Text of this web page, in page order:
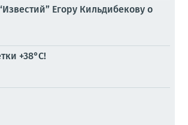
Егору Кильдибекову о
+38°C!